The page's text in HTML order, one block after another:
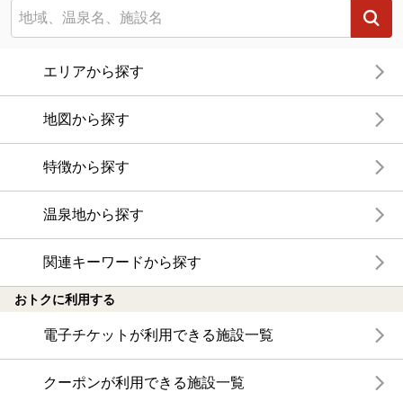
エリアから探す
地図から探す
特徴から探す
温泉地から探す
関連キーワードから探す
おトクに利用する
電子チケットが利用できる施設一覧
クーポンが利用できる施設一覧